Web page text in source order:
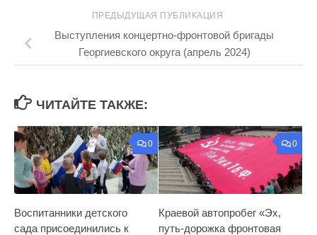
ПРЕДЫДУЩАЯ ПУБЛИКАЦИЯ
Выступления концертно-фронтовой бригады
Георгиевского округа (апрель 2024)
ЧИТАЙТЕ ТАКЖЕ:
0
Воспитанники детского
сада присоединились к
0
Краевой автопробег «Эх,
путь-дорожка фронтовая